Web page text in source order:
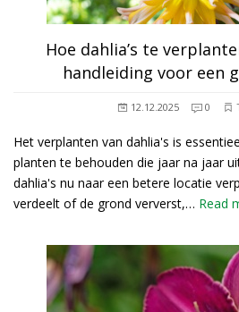
Hoe dahlia’s te
handleiding voor een
12.12.2025 0
Het verplanten van dahlia's is
planten te behouden die jaar na jaar
dahlia's nu naar een betere locatie
verdeelt of de grond ververst,… Read